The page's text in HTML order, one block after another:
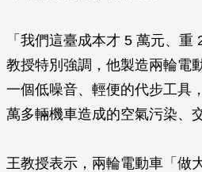
「我們這臺成本才 5 萬元、
教授特別強調，他製造兩輪電
一個低噪音、輕便的代步工具
萬多輛機車造成的空氣污染、
王教授表示，兩輪電動車「做